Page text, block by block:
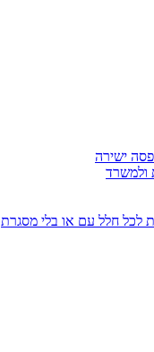
ישירה
ולמשרד
לכל חלל עם או בלי מסגרת